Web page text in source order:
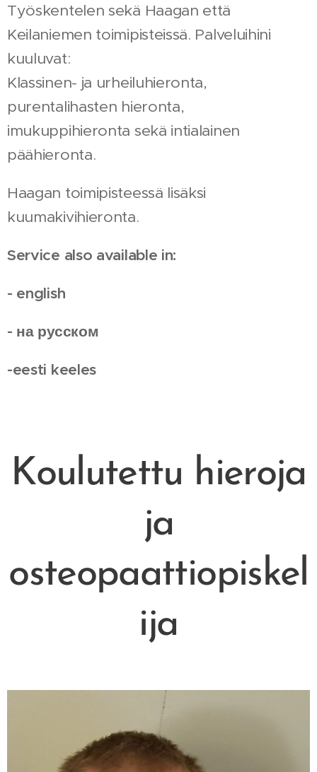
Työskentelen sekä Haagan että
Keilaniemen toimipisteissä. Palveluihini
kuuluvat:
Klassinen- ja urheiluhieronta,
purentalihasten hieronta,
imukuppihieronta sekä intialainen
päähieronta.
Haagan toimipisteessä lisäksi
kuumakivihieronta.
Service also available in:
- english
- на русском
-eesti keeles
Koulutettu hieroja
ja
osteopaattiopiskel
ija